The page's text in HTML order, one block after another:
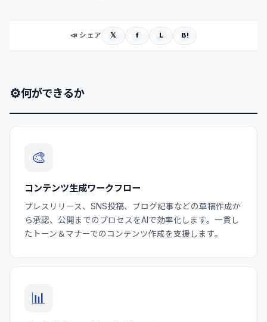
📣 シェア 𝕏 f L B!
⚙何ができるか
🎨
コンテンツ生成ワークフロー
プレスリリース、SNS投稿、ブログ記事などの草稿作成か
ら承認、公開までのプロセスをAIで効率化します。一貫し
たトーン＆マナーでのコンテンツ作成を支援します。
📊